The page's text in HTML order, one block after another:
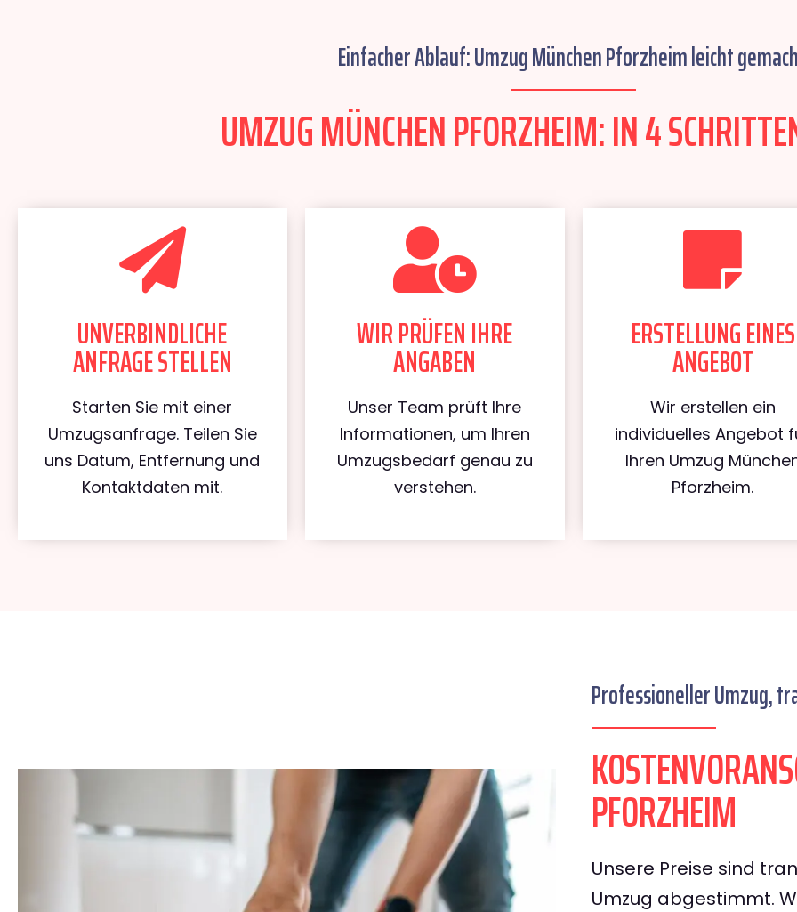
Einfacher Ablauf: Umzug München Pforzheim leicht
UMZUG MÜNCHEN PFORZHEIM: IN 4
UNVERBINDLICHE
ANFRAGE STELLEN
Starten Sie mit einer
Umzugsanfrage. Teilen Sie
uns Datum, Entfernung und
Kontaktdaten mit.
WIR PRÜFEN IHRE
ANGABEN
Unser Team prüft Ihre
Informationen, um Ihren
Umzugsbedarf genau zu
verstehen.
ERSTELLUNG EINES
ANGEBOT
Wir erstellen ein
individuelles Angebot
Ihren Umzug
Pforzheim.
Professioneller Umzug,
PFORZHEIM
Unsere Preise sind
Umzug abgestimmt.